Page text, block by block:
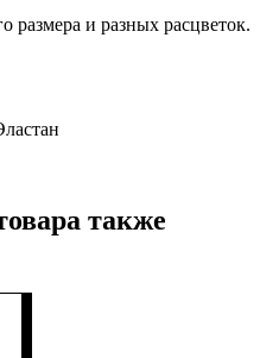
размера и разных расцветок.
также